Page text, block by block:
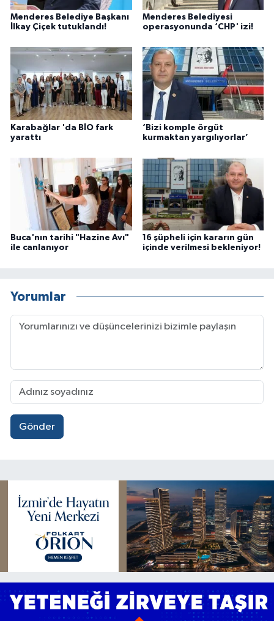
Menderes Belediye Başkanı
İlkay Çiçek tutuklandı!
Menderes Belediyesi
operasyonunda ‘CHP' izi!
Karabağlar 'da BİO fark
yarattı
‘Bizi komple örgüt
kurmaktan yargılıyorlar’
Buca'nın tarihi "Hazine Avı"
ile canlanıyor
16 şüpheli için kararın gün
içinde verilmesi bekleniyor!
Yorumlar
Gönder